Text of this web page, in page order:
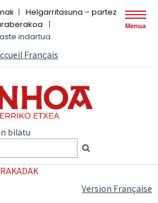
Helgarritasuna – partez
indartua
Français
bilatu
Menua
Version Française